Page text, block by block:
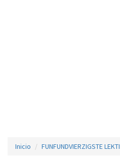
Inicio FUNFUNDVIERZIGSTE LEKTI